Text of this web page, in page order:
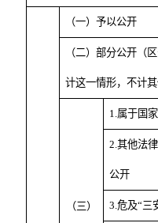
（一）予以公开
（二）部分公开（
计这一情形，不计
（三）
1.属于国
2.其他法
公开
3.危及“三